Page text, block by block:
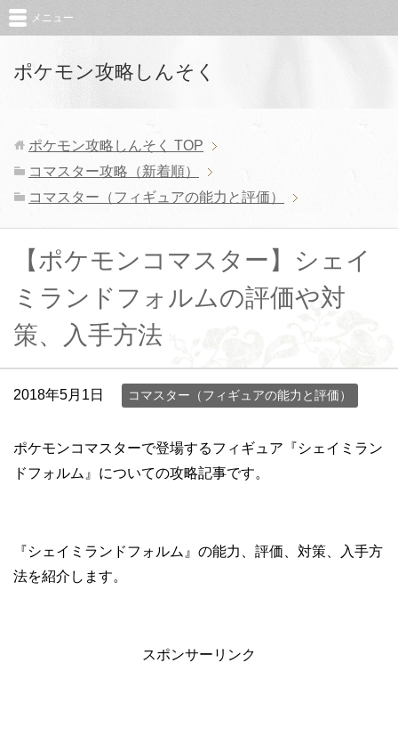
ポケモン攻略しんそく
メニュー
ポケモン攻略しんそく TOP
コマスター攻略（新着順）
コマスター（フィギュアの能力と評価）
【ポケモンコマスター】シェイ
ミランドフォルムの評価や対
策、入手方法
2018年5月1日 コマスター（フィギュアの能力と評価）
ポケモンコマスターで登場するフィギュア『シェイミラン
ドフォルム』についての攻略記事です。
『シェイミランドフォルム』の能力、評価、対策、入手方
法を紹介します。
スポンサーリンク